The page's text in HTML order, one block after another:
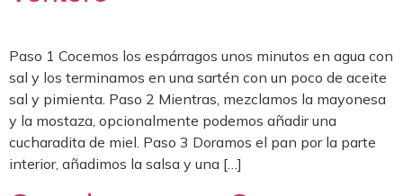
Paso 1 Cocemos los espárragos unos minutos en agua con
sal y los terminamos en una sartén con un poco de aceite
sal y pimienta. Paso 2 Mientras, mezclamos la mayonesa
y la mostaza, opcionalmente podemos añadir una
cucharadita de miel. Paso 3 Doramos el pan por la parte
interior, añadimos la salsa y una […]